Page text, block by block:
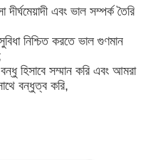
এবং ভাল সম্পর্ক তৈরি
নিশ্চিত করতে ভাল গুণমান
হিসাবে সম্মান করি এবং আমরা
বন্ধুত্ব করি,